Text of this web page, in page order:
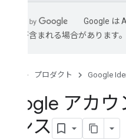
Google は
は誤りが含まれる場合があります。
プロダクト Google
Google アカ
レンス